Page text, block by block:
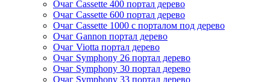
Очаг Cassette 400 портал дерево
Очаг Cassette 600 портал дерево
Очаг Cassette 1000 с порталом под дерево
Очаг Gannon портал дерево
Очаг Viotta портал дерево
Очаг Symphony 26 портал дерево
Очаг Symphony 30 портал дерево
Очаг Symphony 33 портал дерево